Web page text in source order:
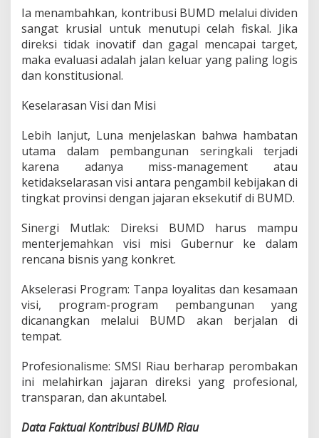
​Ia menambahkan, kontribusi BUMD melalui dividen
sangat krusial untuk menutupi celah fiskal. Jika
direksi tidak inovatif dan gagal mencapai target,
maka evaluasi adalah jalan keluar yang paling logis
dan konstitusional.
​Keselarasan Visi dan Misi
​Lebih lanjut, Luna menjelaskan bahwa hambatan
utama dalam pembangunan seringkali terjadi
karena adanya miss-management atau
ketidakselarasan visi antara pengambil kebijakan di
tingkat provinsi dengan jajaran eksekutif di BUMD.
​Sinergi Mutlak: Direksi BUMD harus mampu
menterjemahkan visi misi Gubernur ke dalam
rencana bisnis yang konkret.
​Akselerasi Program: Tanpa loyalitas dan kesamaan
visi, program-program pembangunan yang
dicanangkan melalui BUMD akan berjalan di
tempat.
​Profesionalisme: SMSI Riau berharap perombakan
ini melahirkan jajaran direksi yang profesional,
transparan, dan akuntabel.
Data Faktual Kontribusi BUMD Riau